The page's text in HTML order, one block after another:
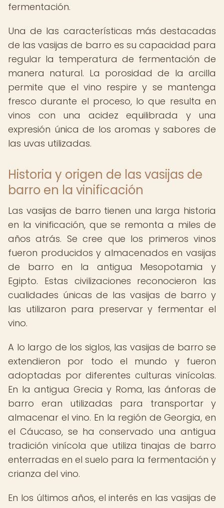
fermentación.
Una de las características más destacadas
de las vasijas de barro es su capacidad para
regular la temperatura de fermentación de
manera natural. La porosidad de la arcilla
permite que el vino respire y se mantenga
fresco durante el proceso, lo que resulta en
vinos con una acidez equilibrada y una
expresión única de los aromas y sabores de
las uvas utilizadas.
Historia y origen de las vasijas de
barro en la vinificación
Las vasijas de barro tienen una larga historia
en la vinificación, que se remonta a miles de
años atrás. Se cree que los primeros vinos
fueron producidos y almacenados en vasijas
de barro en la antigua Mesopotamia y
Egipto. Estas civilizaciones reconocieron las
cualidades únicas de las vasijas de barro y
las utilizaron para preservar y fermentar el
vino.
A lo largo de los siglos, las vasijas de barro se
extendieron por todo el mundo y fueron
adoptadas por diferentes culturas vinícolas.
En la antigua Grecia y Roma, las ánforas de
barro eran utilizadas para transportar y
almacenar el vino. En la región de Georgia, en
el Cáucaso, se ha conservado una antigua
tradición vinícola que utiliza tinajas de barro
enterradas en el suelo para la fermentación y
crianza del vino.
En los últimos años, el interés en las vasijas de